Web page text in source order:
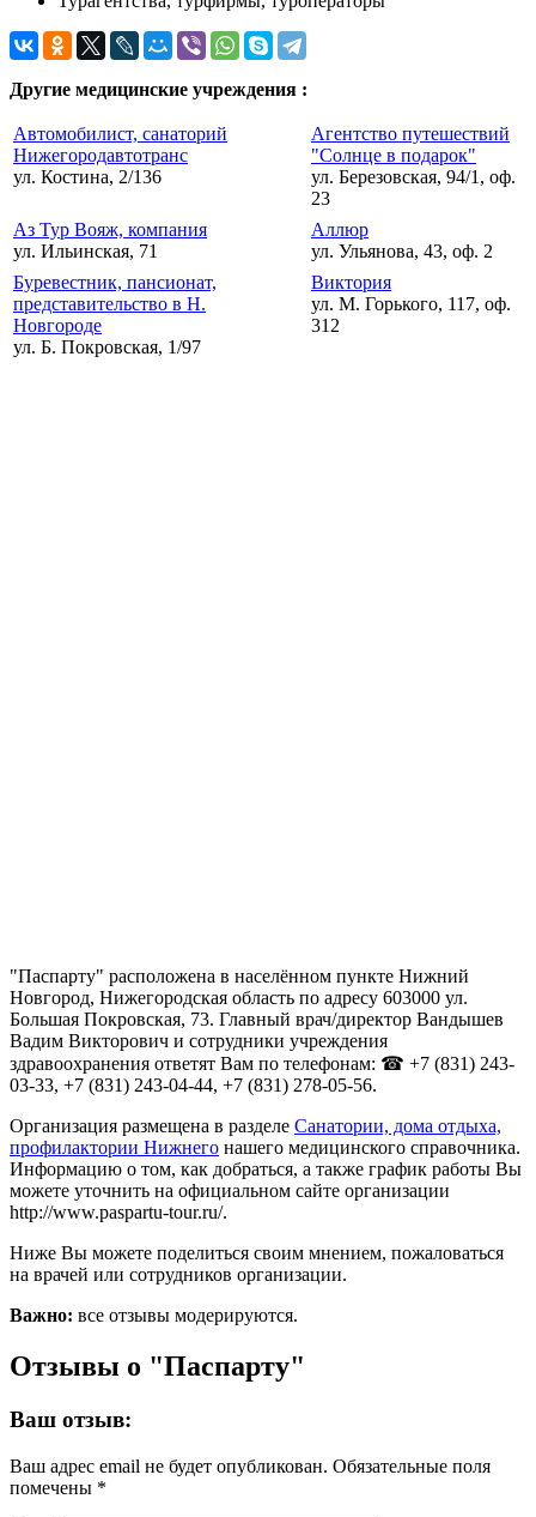
Другие медицинские учреждения :
Автомобилист, санаторий
Нижегородавтотранс
ул. Костина, 2/136
Агентство путешествий
"Солнце в подарок"
ул. Березовская, 94/1, оф.
23
Аз Тур Вояж, компания
ул. Ильинская, 71
Аллюр
ул. Ульянова, 43, оф. 2
Буревестник, пансионат,
представительство в Н.
Новгороде
ул. Б. Покровская, 1/97
Виктория
ул. М. Горького, 117, оф.
312
"Паспарту" расположена в населённом пункте Нижний
Новгород, Нижегородская область по адресу 603000 ул.
Большая Покровская, 73. Главный врач/директор Вандышев
Вадим Викторович и сотрудники учреждения
здравоохранения ответят Вам по телефонам: ☎ +7 (831) 243-
03-33, +7 (831) 243-04-44, +7 (831) 278-05-56.
Организация размещена в разделе Санатории, дома отдыха,
профилактории Нижнего нашего медицинского справочника.
Информацию о том, как добраться, а также график работы Вы
можете уточнить на официальном сайте организации
http://www.paspartu-tour.ru/.
Ниже Вы можете поделиться своим мнением, пожаловаться
на врачей или сотрудников организации.
Важно: все отзывы модерируются.
Отзывы о "Паспарту"
Ваш отзыв:
Ваш адрес email не будет опубликован. Обязательные поля
помечены *